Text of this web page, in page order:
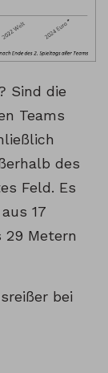
Sind die
Teams
des
Feld. Es
17
29 Metern
bei